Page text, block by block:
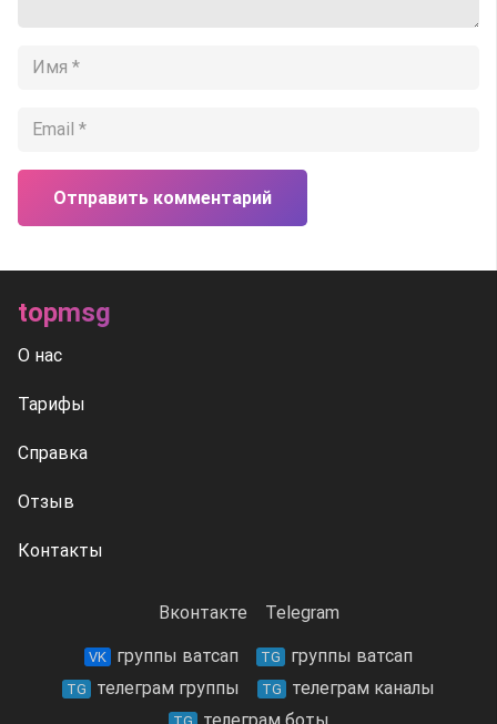
Отправить комментарий
topmsg
О нас
Тарифы
Справка
Отзыв
Контакты
Вконтакте Telegram
VK группы ватсап TG группы ватсап
TG телеграм группы TG телеграм каналы